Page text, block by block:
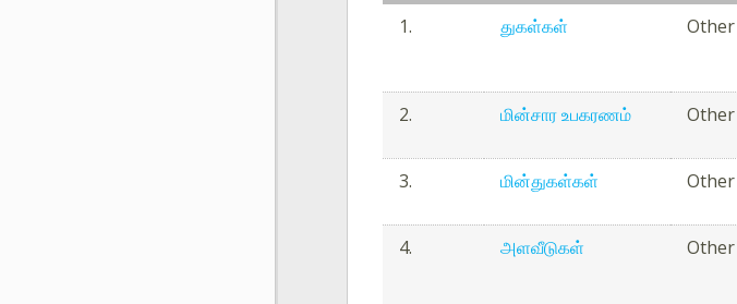
1.
துகள்கள் Other
2.
மின்சார உபகரணம் Other
3.
மின்துகள்கள் Other
4.
அளவீடுகள் Other